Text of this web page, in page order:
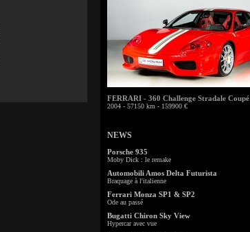
FERRARI - 360 Challenge Stradale Coupé
2004 - 57150 km - 159900 €
NEWS
Porsche 935
Moby Dick : le remake
Automobili Amos Delta Futurista
Braquage à l'italienne
Ferrari Monza SP1 & SP2
Ode au passé
Bugatti Chiron Sky View
Hypercar avec vue